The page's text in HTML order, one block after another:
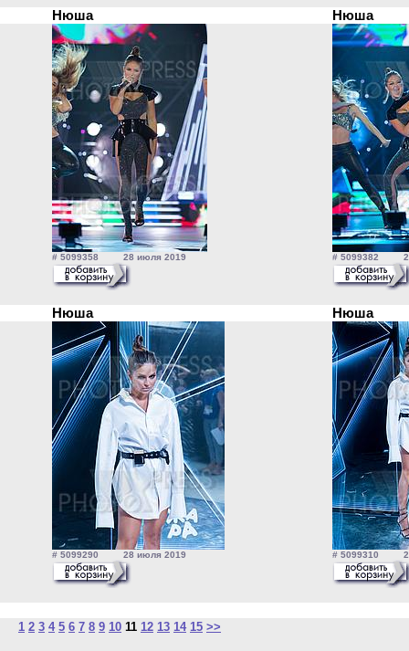
Нюша Нюша
# 5099358 28 июля 2019 # 5099382 28
Нюша Нюша
# 5099290 28 июля 2019 # 5099310 28
1 2 3 4 5 6 7 8 9 10 11 12 13 14 15 >>